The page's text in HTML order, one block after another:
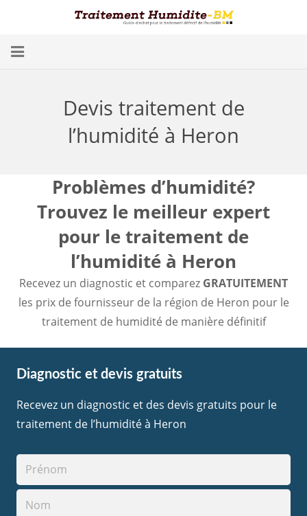
Conséquences
Humidité dans les Caves
Trouver un spécialiste
Diagnostic gratuit
Devis traitement de
l’humidité à Heron
Problèmes d’humidité?
Trouvez le meilleur expert
pour le traitement de
l’humidité à Heron
Recevez un diagnostic et comparez GRATUITEMENT
les prix de fournisseur de la région de Heron pour le
traitement de humidité de manière définitif
Diagnostic et devis gratuits
Recevez un diagnostic et des devis gratuits pour le
traitement de l’humidité à Heron